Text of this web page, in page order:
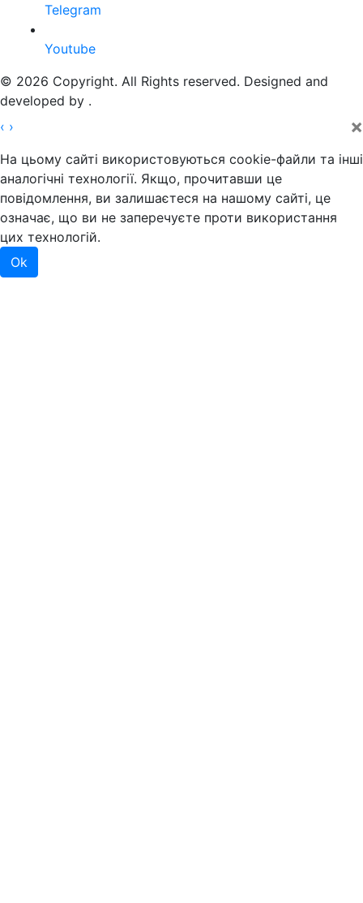
Telegram
Youtube
© 2026 Copyright. All Rights reserved. Designed and
developed by .
‹ › ×
На цьому сайті використовуються cookie-файли та інші
аналогічні технології. Якщо, прочитавши це
повідомлення, ви залишаєтеся на нашому сайті, це
означає, що ви не заперечуєте проти використання
цих технологій.
Ok